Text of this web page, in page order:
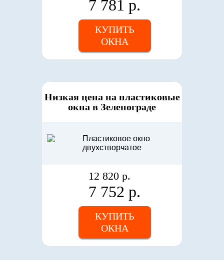
7 781 р.
КУПИТЬ
ОКНА
Низкая цена на пластиковые
окна в Зеленограде
12 820 р.
7 752 р.
КУПИТЬ
ОКНА